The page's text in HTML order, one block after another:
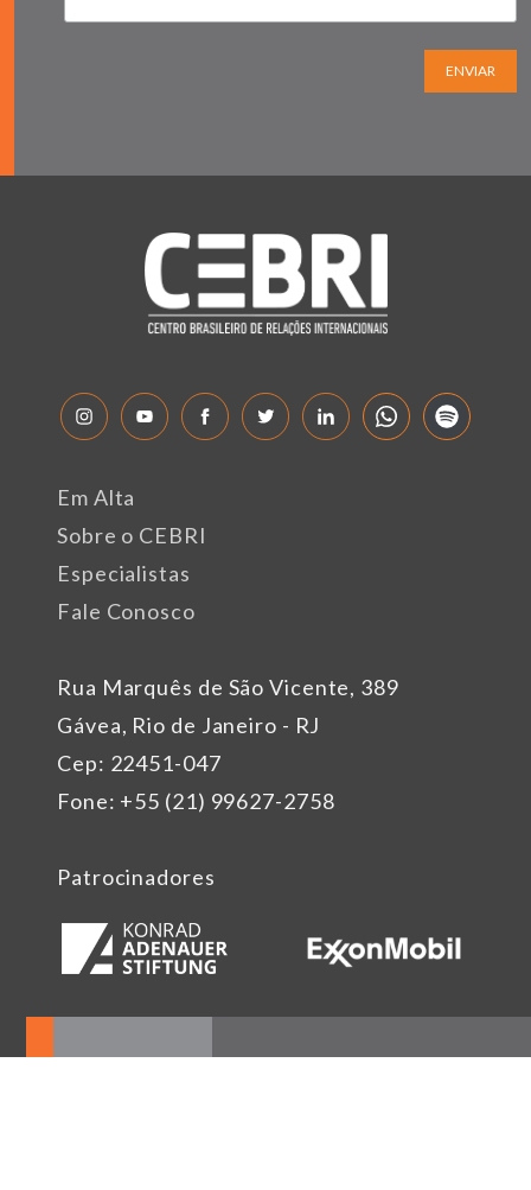
ENVIAR
Rua Marquês de São Vicente, 389
Gávea, Rio de Janeiro - RJ
Cep: 22451-047
Fone: +55 (21) 99627-2758
Em Alta
Sobre o CEBRI
Especialistas
Fale Conosco
Patrocinadores